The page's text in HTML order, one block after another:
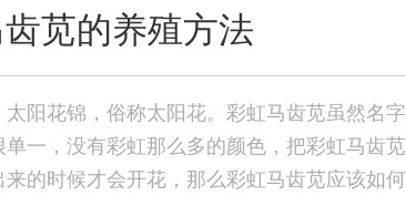
苋的养殖方法
阳花锦，俗称太阳花。彩虹马齿苋虽然名字
一，没有彩虹那么多的颜色，把彩虹马齿苋
的时候才会开花，那么彩虹马齿苋应该如何